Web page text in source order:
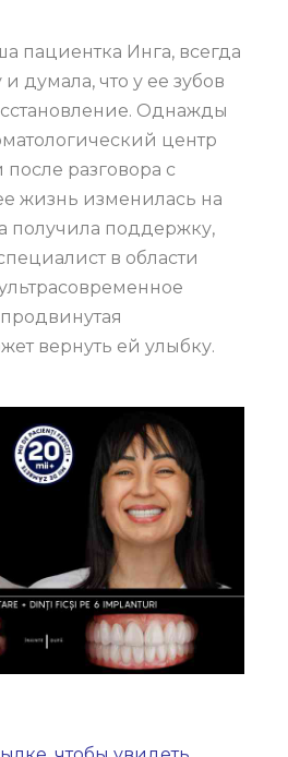
пациентка Инга, всегда
думала, что у ее зубов
Однажды
центр
после разговора с
жизнь изменилась на
получила поддержку,
в области
вернуть ей улыбку.